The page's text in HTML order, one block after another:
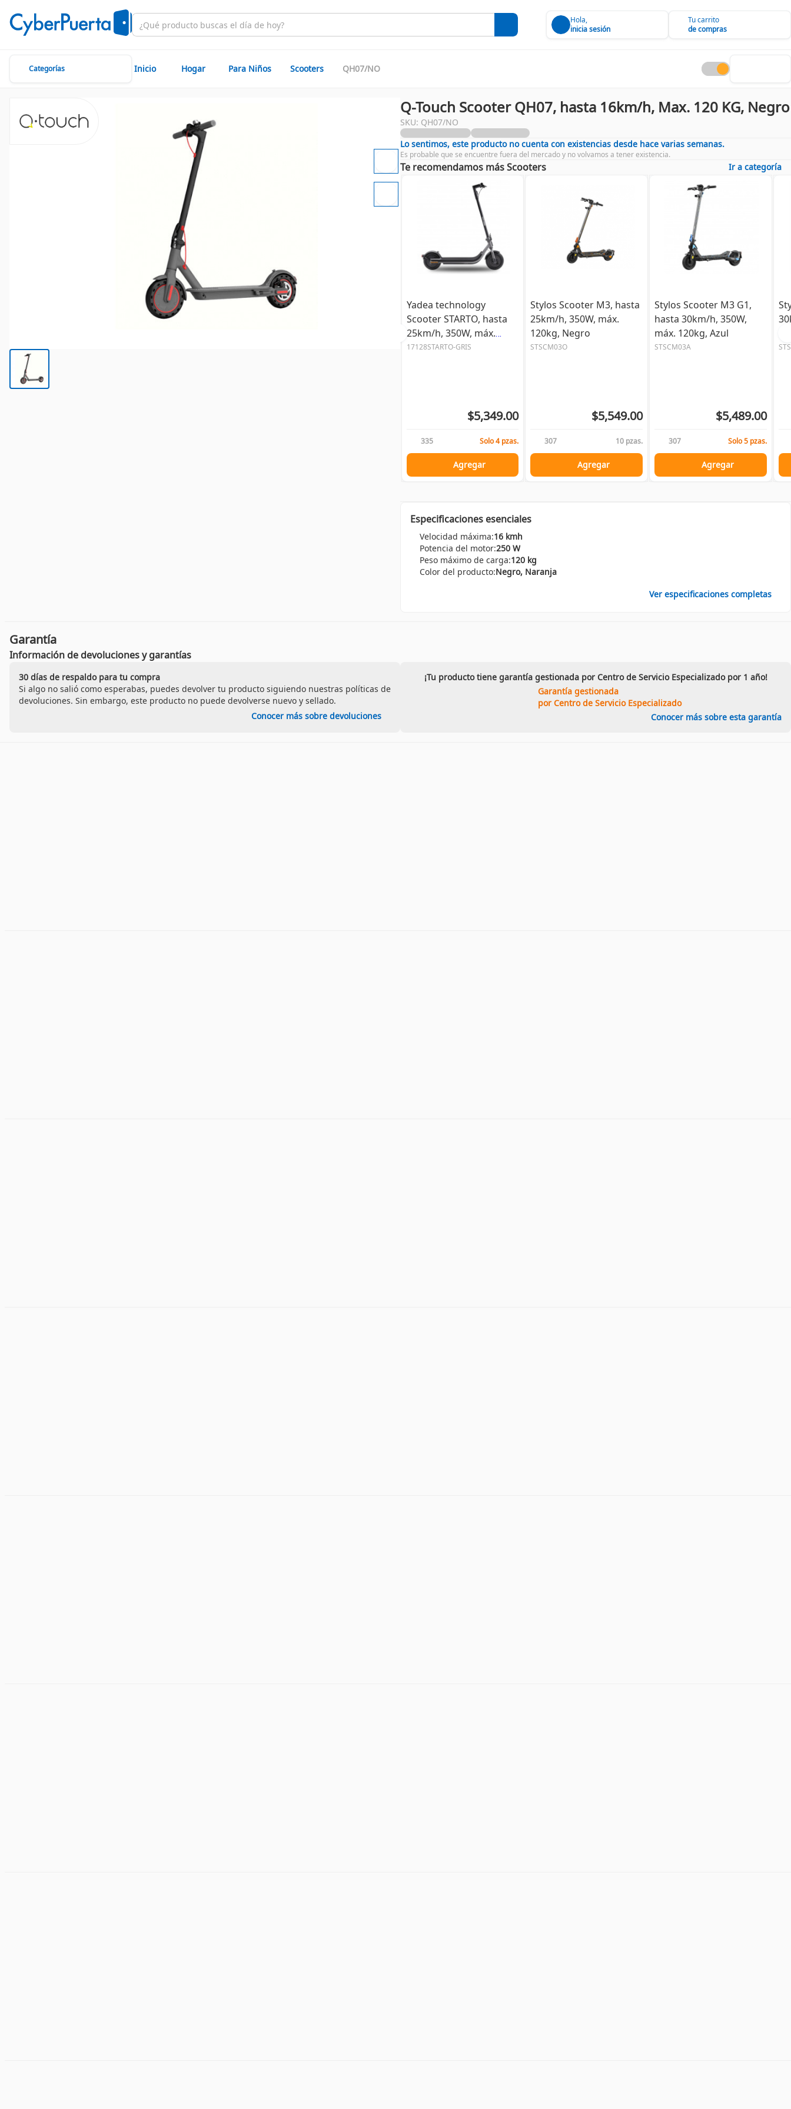
Hola,
inicia sesión
Tu carrito
de compras
Categorías Inicio Hogar Para Niños Scooters QH07/NO
Q-Touch Scooter QH07, hasta 16km/h, Max. 120 KG, Negro
SKU: QH07/NO
Lo sentimos, este producto no cuenta con existencias desde hace varias semanas.
Es probable que se encuentre fuera del mercado y no volvamos a tener existencia.
Te recomendamos más Scooters Ir a categoría
Yadea technology
Scooter STARTO, hasta
25km/h, 350W, máx.
120kg, Gris
17128STARTO-GRIS
$5,349.00
335 Solo 4 pzas.
Agregar
Stylos Scooter M3, hasta
25km/h, 350W, máx.
120kg, Negro
STSCM03O
$5,549.00
307 10 pzas.
Agregar
Stylos Scooter M3 G1,
hasta 30km/h, 350W,
máx. 120kg, Azul
STSCM03A
$5,489.00
307 Solo 5 pzas.
Agregar
Especificaciones esenciales
Velocidad máxima:16 kmh
Potencia del motor:250 W
Peso máximo de carga:120 kg
Color del producto:Negro, Naranja
Ver especificaciones completas
Garantía
Información de devoluciones y garantías
30 días de respaldo para tu compra
Si algo no salió como esperabas, puedes devolver tu producto siguiendo nuestras políticas de
devoluciones. Sin embargo, este producto no puede devolverse nuevo y sellado.
Conocer más sobre devoluciones
¡Tu producto tiene garantía gestionada por Centro de Servicio Especializado por 1 año!
Garantía gestionada
por Centro de Servicio Especializado
Conocer más sobre esta garantía